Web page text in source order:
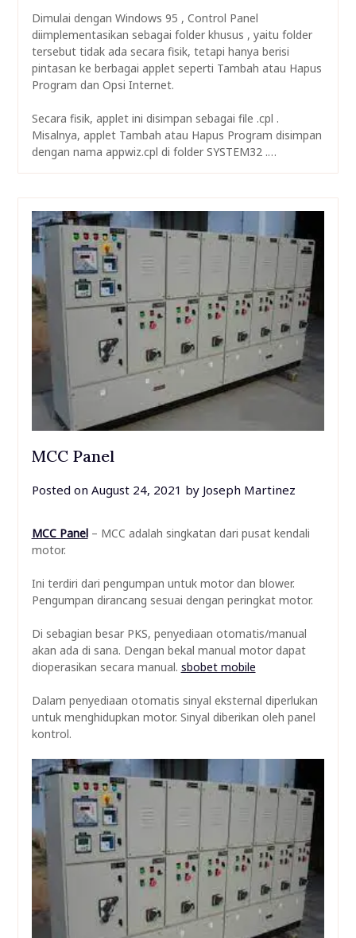
Dimulai dengan Windows 95 , Control Panel
diimplementasikan sebagai folder khusus , yaitu folder
tersebut tidak ada secara fisik, tetapi hanya berisi
pintasan ke berbagai applet seperti Tambah atau Hapus
Program dan Opsi Internet.
Secara fisik, applet ini disimpan sebagai file .cpl .
Misalnya, applet Tambah atau Hapus Program disimpan
dengan nama appwiz.cpl di folder SYSTEM32 .…
MCC Panel
Posted on August 24, 2021 by Joseph Martinez
MCC Panel– MCC adalah singkatan dari pusat kendali
motor.
Ini terdiri dari pengumpan untuk motor dan blower.
Pengumpan dirancang sesuai dengan peringkat motor.
Di sebagian besar PKS, penyediaan otomatis/manual
akan ada di sana. Dengan bekal manual motor dapat
dioperasikan secara manual. sbobet mobile
Dalam penyediaan otomatis sinyal eksternal diperlukan
untuk menghidupkan motor. Sinyal diberikan oleh panel
kontrol.